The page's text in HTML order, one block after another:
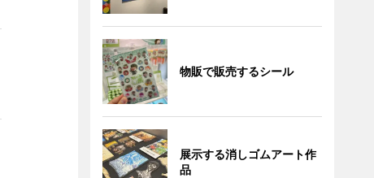
物販で販売するシール
展示する消しゴムアート作
品